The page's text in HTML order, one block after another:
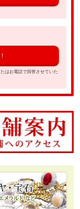
!
はお電話で回答させていた